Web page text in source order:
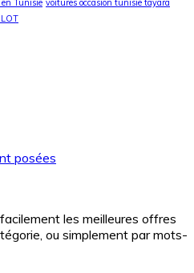
Tunisie voitures occasion tunisie tayara
posées
les meilleures offres
ou simplement par mots-